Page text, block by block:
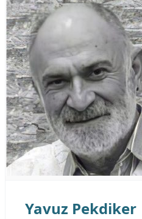
Yavuz Pekdiker